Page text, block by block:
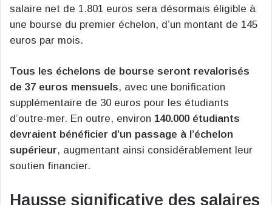
salaire net de 1.801 euros sera désormais éligible à
une bourse du premier échelon, d’un montant de 145
euros par mois.
Tous les échelons de bourse seront revalorisés
de 37 euros mensuels, avec une bonification
supplémentaire de 30 euros pour les étudiants
d’outre-mer. En outre, environ 140.000 étudiants
devraient bénéficier d’un passage à l’échelon
supérieur, augmentant ainsi considérablement leur
soutien financier.
Hausse significative des salaires